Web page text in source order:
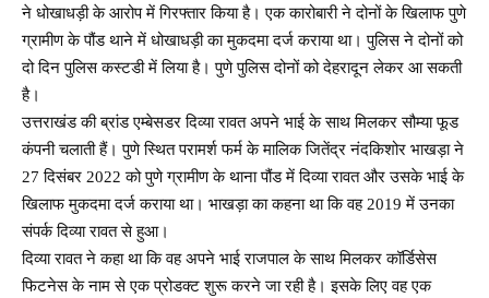
ने धोखाधड़ी के आरोप में गिरफ्तार किया है। एक कारोबारी ने दोनों के खिलाफ पुणे
ग्रामीण के पौंड थाने में धोखाधड़ी का मुकदमा दर्ज कराया था। पुलिस ने दोनों को
दो दिन पुलिस कस्टडी में लिया है। पुणे पुलिस दोनों को देहरादून लेकर आ सकती
है।
उत्तराखंड की ब्रांड एम्बेसडर दिव्या रावत अपने भाई के साथ मिलकर सौम्या फूड
कंपनी चलाती हैं। पुणे स्थित परामर्श फर्म के मालिक जितेंद्र नंदकिशोर भाखड़ा ने
27 दिसंबर 2022 को पुणे ग्रामीण के थाना पौंड में दिव्या रावत और उसके भाई के
खिलाफ मुकदमा दर्ज कराया था। भाखड़ा का कहना था कि वह 2019 में उनका
संपर्क दिव्या रावत से हुआ।
दिव्या रावत ने कहा था कि वह अपने भाई राजपाल के साथ मिलकर कॉर्डिसेस
फिटनेस के नाम से एक प्रोडक्ट शुरू करने जा रही है। इसके लिए वह एक